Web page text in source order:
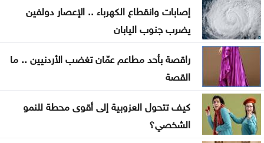
العودات: قانون هيئة الاعتماد يدمج هيئتين ولا ينشئ
هيئة جديدة
مؤتمر صحفي لإعلان نتائج وأوائل التوجيهي الخامسة
مساء الاثنين
إصابات وانقطاع الكهرباء .. الإعصار دولفين
يضرب جنوب اليابان
راقصة بأحد مطاعم عمّان تغضب الأردنيين .. ما
القصة
كيف تتحول العزوبية إلى أقوى محطة للنمو
الشخصي؟